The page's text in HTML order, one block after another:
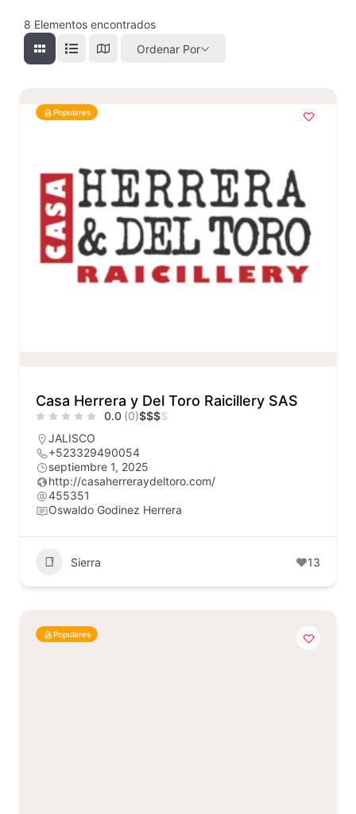
8 Elementos encontrados
Ordenar Por
Populares
Casa Herrera y Del Toro Raicillery SAS
0.0 (0)$$$$
JALISCO
+523329490054
septiembre 1, 2025
http://casaherreraydeltoro.com/
455351
Oswaldo Godinez Herrera
Sierra 13
Populares